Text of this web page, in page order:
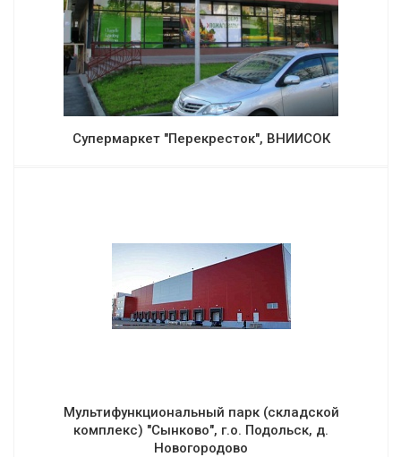
Супермаркет "Перекресток", ВНИИСОК
Мультифункциональный парк (складской
комплекс) "Сынково", г.о. Подольск, д.
Новогородово